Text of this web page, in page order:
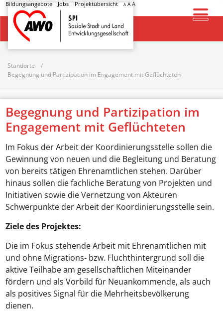
Bildungsangebote Jobs Projektübersicht A AA
Startseite
Standorte
Begegnung und Partizipation im Engagement mit Geflüchteten
Begegnung und Partizipation im
Engagement mit Geflüchteten
Im Fokus der Arbeit der Koordinierungsstelle sollen die
Gewinnung von neuen und die Begleitung und Beratung
von bereits tätigen Ehrenamtlichen stehen. Darüber
hinaus sollen die fachliche Beratung von Projekten und
Initiativen sowie die Vernetzung von Akteuren
Schwerpunkte der Arbeit der Koordinierungsstelle sein.
Zieledes Projektes:
Die im Fokus stehende Arbeit mit Ehrenamtlichen mit
und ohne Migrations- bzw. Fluchthintergrund soll die
aktive Teilhabe am gesellschaftlichen Miteinander
fördern und als Vorbild für Neuankommende, als auch
als positives Signal für die Mehrheitsbevölkerung
dienen.